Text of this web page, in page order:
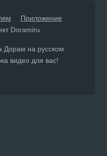
Приложение
Doramiru.
Дорам на русском
видео для вас!